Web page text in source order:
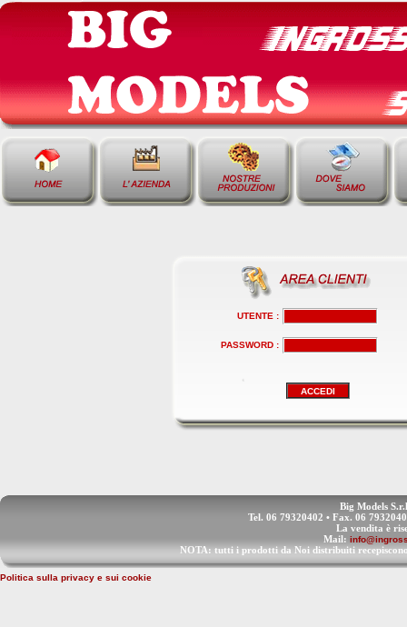
UTENTE :
PASSWORD :
Big Models
Tel. 06 79320402 • Fax. 06
La vendita è
Mail:
NOTA: tutti i prodotti da Noi distribuiti
Politica sulla privacy e sui cookie